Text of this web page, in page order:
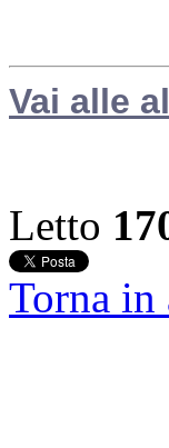
Vai alle
Letto
Torna in